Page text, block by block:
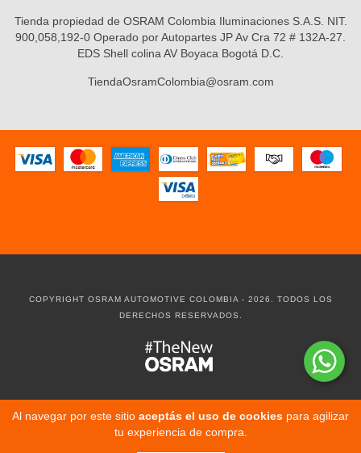
Al navegar por este sitio aceptás el uso de cookies para agilizar
tu experiencia de compra.
Tienda propiedad de OSRAM Colombia Iluminaciones S.A.S. NIT.
900,058,192-0 Operado por Autopartes JP Av Cra 72 # 132A-27.
EDS Shell colina AV Boyaca Bogotá D.C.
TiendaOsramColombia@osram.com
COPYRIGHT OSRAM AUTOMOTIVE COLOMBIA - 2026. TODOS LOS
DERECHOS RESERVADOS.